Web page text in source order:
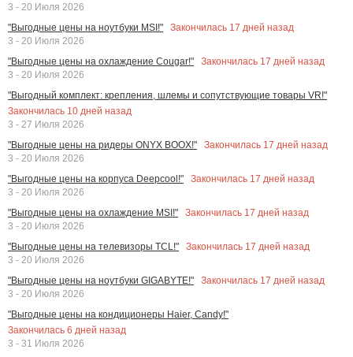
3 - 20 Июля 2026
"Выгодные цены на ноутбуки MSI!"
Закончилась 17 дней назад
3 - 20 Июля 2026
"Выгодные цены на охлаждение Cougar!"
Закончилась 17 дней назад
3 - 20 Июля 2026
"Выгодный комплект: крепления, шлемы и сопутствующие товары VR!"
Закончилась 10 дней назад
3 - 27 Июля 2026
"Выгодные цены на ридеры ONYX BOOX!"
Закончилась 17 дней назад
3 - 20 Июля 2026
"Выгодные цены на корпуса Deepcool!"
Закончилась 17 дней назад
3 - 20 Июля 2026
"Выгодные цены на охлаждение MSI!"
Закончилась 17 дней назад
3 - 20 Июля 2026
"Выгодные цены на телевизоры TCL!"
Закончилась 17 дней назад
3 - 20 Июля 2026
"Выгодные цены на ноутбуки GIGABYTE!"
Закончилась 17 дней назад
3 - 20 Июля 2026
"Выгодные цены на кондиционеры Haier, Candy!"
Закончилась 6 дней назад
3 - 31 Июля 2026